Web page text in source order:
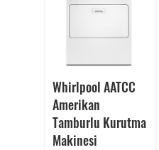
Whirlpool AATCC
Amerikan
Tamburlu Kurutma
Makinesi